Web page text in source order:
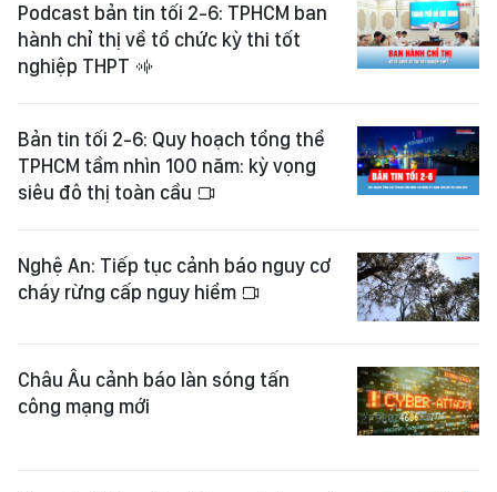
Podcast bản tin tối 2-6: TPHCM ban
hành chỉ thị về tổ chức kỳ thi tốt
nghiệp THPT
Bản tin tối 2-6: Quy hoạch tổng thể
TPHCM tầm nhìn 100 năm: kỳ vọng
siêu đô thị toàn cầu
Nghệ An: Tiếp tục cảnh báo nguy cơ
cháy rừng cấp nguy hiểm
Châu Âu cảnh báo làn sóng tấn
công mạng mới